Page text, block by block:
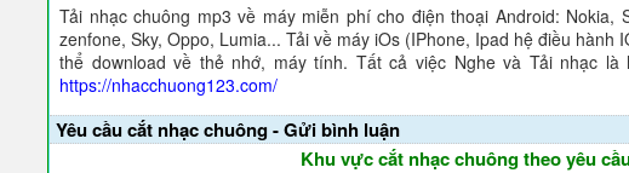
Tải nhạc chuông mp3 về máy miễn phí cho điện thoại Android: Nokia,
zenfone, Sky, Oppo, Lumia... Tải về máy iOs (IPhone, Ipad hệ điều hành
thể download về thẻ nhớ, máy tính. Tất cả việc Nghe và Tải nhạc là
https://nhacchuong123.com/
Yêu cầu cắt nhạc chuông - Gửi bình luận
Khu vực cắt nhạc chuông theo yêu